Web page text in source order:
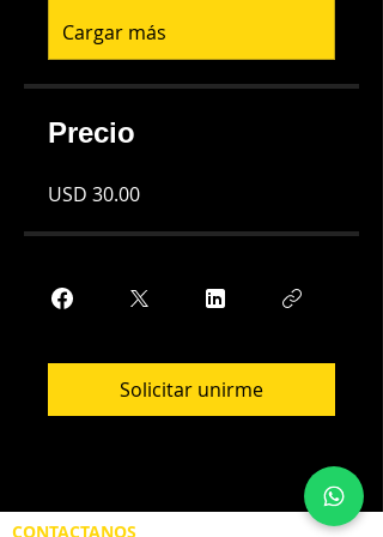
Cargar más
Precio
USD 30.00
Solicitar unirme
CONTACTANOS